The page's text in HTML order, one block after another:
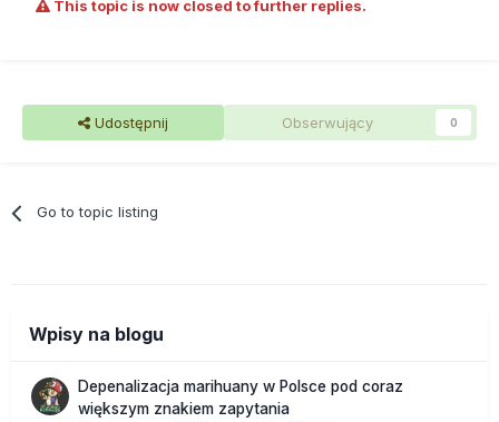
This topic is now closed to further replies.
Udostępnij Obserwujący 0
Go to topic listing
Wpisy na blogu
Depenalizacja marihuany w Polsce pod coraz
większym znakiem zapytania